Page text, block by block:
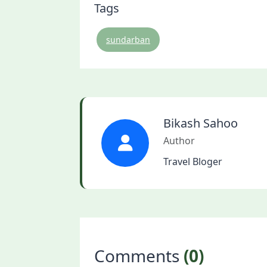
Tags
sundarban
Bikash Sahoo
Author
Travel Bloger
Comments (0)